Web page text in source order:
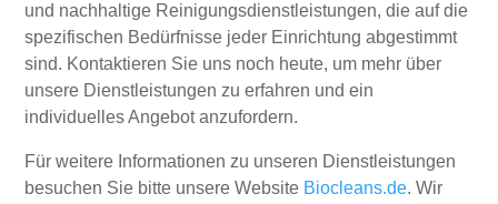
und nachhaltige Reinigungsdienstleistungen, die auf die
spezifischen Bedürfnisse jeder Einrichtung abgestimmt
sind. Kontaktieren Sie uns noch heute, um mehr über
unsere Dienstleistungen zu erfahren und ein
individuelles Angebot anzufordern.
Für weitere Informationen zu unseren Dienstleistungen
besuchen Sie bitte unsere Website Biocleans.de. Wir